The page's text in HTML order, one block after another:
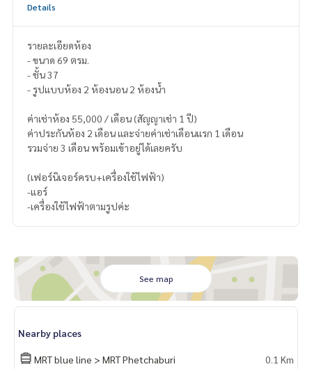
Details
รายละเอียดห้อง
- ขนาด 69 ตรม.
- ชั้น 37
- รูปแบบห้อง 2 ห้องนอน 2 ห้องน้ำ
ค่าเช่าห้อง 55,000 / เดือน (สัญญาเช่า 1 ปี)
ค่าประกันห้อง 2 เดือน และจ่ายค่าเช่าเดือนแรก 1 เดือน
รวมจ่าย 3 เดือน พร้อมเข้าอยู่ได้เลยครับ
(เฟอร์นิเจอร์ครบ+เครื่องใช้ไฟฟ้า)
-แอร์
-เครื่องใช้ไฟฟ้าตามรูปค่ะ
See map
Nearby places
MRT blue line > MRT Phetchaburi
0.1 Km